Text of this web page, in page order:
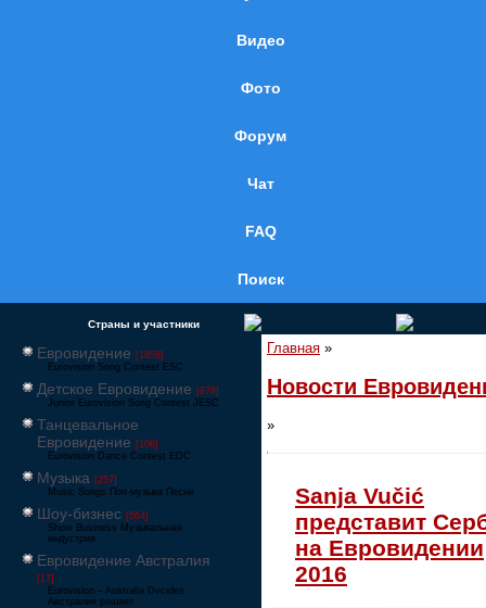
Видео
Фото
Форум
Чат
FAQ
Поиск
Страны и участники
Евровидение [1858]
Eurovision Song Contest ESC
Детское Евровидение [878]
Junior Eurovision Song Contest JESC
Танцевальное
Евровидение [106]
Eurovision Dance Contest EDC
Музыка [257]
Music Songs Поп-музыка Песни
Шоу-бизнес [564]
Show Business Музыкальная
индустрия
Евровидение Австралия
[17]
Eurovision – Australia Decides
Австралия решает
Главная »
Новости
»
Sanja Vučić
представит
на Евровидении
2016